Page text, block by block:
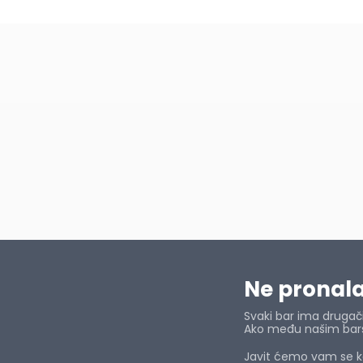
Ne
Svaki bar ima
Ako među našim
Javit ćemo vam se